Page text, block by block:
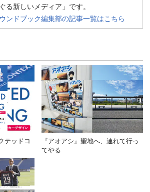
る新しいメディア」です。
ンドブック編集部の記事一覧はこちら
テッドコ
『アオアシ』聖地へ、連れて行っ
てやる